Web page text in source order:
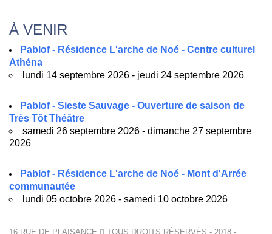
À VENIR
Pablof - Résidence L'arche de Noé - Centre culturel
Athéna
lundi 14 septembre 2026 - jeudi 24 septembre 2026
Pablof - Sieste Sauvage - Ouverture de saison de
Très Tôt Théâtre
samedi 26 septembre 2026 - dimanche 27 septembre
2026
Pablof - Résidence L'arche de Noé - Mont d'Arrée
communautée
lundi 05 octobre 2026 - samedi 10 octobre 2026
16 RUE DE PLAISANCE TOUS DROITS RÉSERVÉS - 2018 -